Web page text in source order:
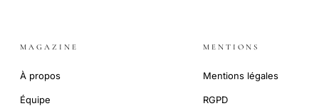
MAGAZINE
À propos
Équipe
MENTIONS
Mentions légales
RGPD